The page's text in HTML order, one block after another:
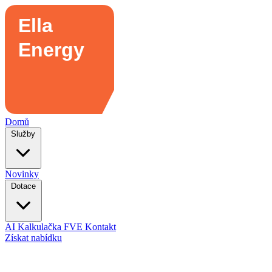
Domů
Novinky
AI Kalkulačka FVE Kontakt
Získat nabídku